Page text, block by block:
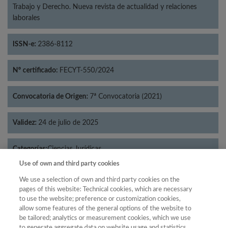
Trabajo y Derecho. Nueva revista de actualidad y relaciones
laborales
ISSN-e: 2386-8112
Nº certificado: FECYT-550/2024
Convocatoria de Origen: 7ª Convocatoria (2021)
Validez: 24 de julio de 2025
Categorías:Ciencias Jurídicas
Año
Año Filtrar
Use of own and third party cookies
We use a selection of own and third party cookies on the
pages of this website: Technical cookies, which are necessary
to use the website; preference or customization cookies,
allow some features of the general options of the website to
be tailored; analytics or measurement cookies, which we use